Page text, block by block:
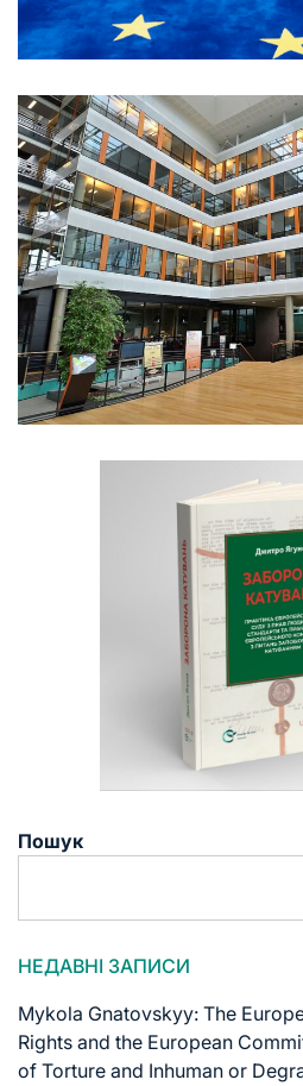
Пошук
НЕДАВНІ ЗАПИСИ
Mykola Gnatovskyy: The
Rights and the European
of Torture and Inhuman or